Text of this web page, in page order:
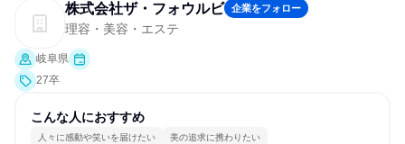
株式会社ザ・フォウルビ 企業をフォロー
理容・美容・エステ
岐阜県
27卒
こんな人におすすめ
人々に感動や笑いを届けたい 美の追求に携わりたい